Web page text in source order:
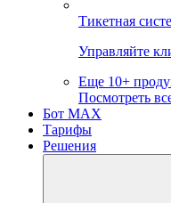
Тикетная
Управляйте
Еще 10+
Посмотреть
Бот MAX
Тарифы
Решения